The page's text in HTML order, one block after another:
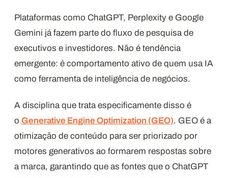
Plataformas como ChatGPT, Perplexity e Google
Gemini já fazem parte do fluxo de pesquisa de
executivos e investidores. Não é tendência
emergente: é comportamento ativo de quem usa IA
como ferramenta de inteligência de negócios.
A disciplina que trata especificamente disso é
o Generative Engine Optimization (GEO). GEO é a
otimização de conteúdo para ser priorizado por
motores generativos ao formarem respostas sobre
a marca, garantindo que as fontes que o ChatGPT